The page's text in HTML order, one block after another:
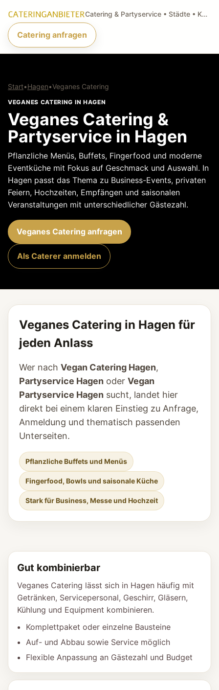
Catering & Partyservice • Städte • Küchenarten • Anfragen
Catering anfragen
Start•Hagen•Veganes Catering
VEGANES CATERING IN HAGEN
Veganes Catering &
Partyservice in Hagen
Pflanzliche Menüs, Buffets, Fingerfood und moderne
Eventküche mit Fokus auf Geschmack und Auswahl. In
Hagen passt das Thema zu Business-Events, privaten
Feiern, Hochzeiten, Empfängen und saisonalen
Veranstaltungen mit unterschiedlicher Gästezahl.
Veganes Catering anfragen
Als Caterer anmelden
Veganes Catering in Hagen für
jeden Anlass
Wer nach Vegan Catering Hagen,
Partyservice Hagen oder Vegan
Partyservice Hagen sucht, landet hier
direkt bei einem klaren Einstieg zu Anfrage,
Anmeldung und thematisch passenden
Unterseiten.
Pflanzliche Buffets und Menüs
Fingerfood, Bowls und saisonale Küche
Stark für Business, Messe und Hochzeit
Gut kombinierbar
Veganes Catering lässt sich in Hagen häufig mit
Getränken, Servicepersonal, Geschirr, Gläsern,
Kühlung und Equipment kombinieren.
Komplettpaket oder einzelne Bausteine
Auf- und Abbau sowie Service möglich
Flexible Anpassung an Gästezahl und Budget